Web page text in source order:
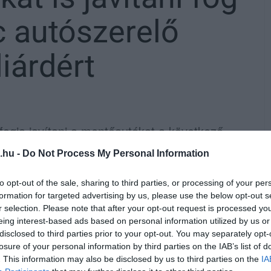
- Do Not Process My Personal Information
opt-out of the sale, sharing to third parties, or processing of your
for targeted advertising by us, please use the below opt-out
selection. Please note that after your opt-out request is processed
interest-based ads based on personal information utilized by us
to third parties prior to your opt-out. You may separately
of your personal information by third parties on the IAB’s list of
This information may also be disclosed by us to third parties on the
autószerelő
javítani a mentőautókat a következő
Rendszeren közzétett
által használt gépjárművek teljes körű
melyeket az Országos Mentőszolgálat
elvégezni (pl. a vizsgáztatást, a futómű-